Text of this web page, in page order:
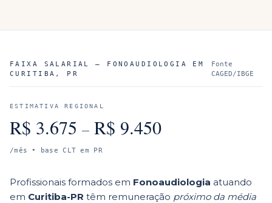
FAIXA SALARIAL — FONOAUDIOLOGIA
EM
CURITIBA , PR
Fonte
CAGED/IBGE
ESTIMATIVA REGIONAL
R$ 3.675 – R$ 9.450
/mês • base CLT em PR
Profissionais formados em Fonoaudiologia atuando
em Curitiba-PR têm remuneração próximo da média